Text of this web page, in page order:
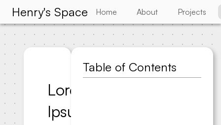
Henry's Space Home About Projects
Lorem
Ipsum
Table of Contents